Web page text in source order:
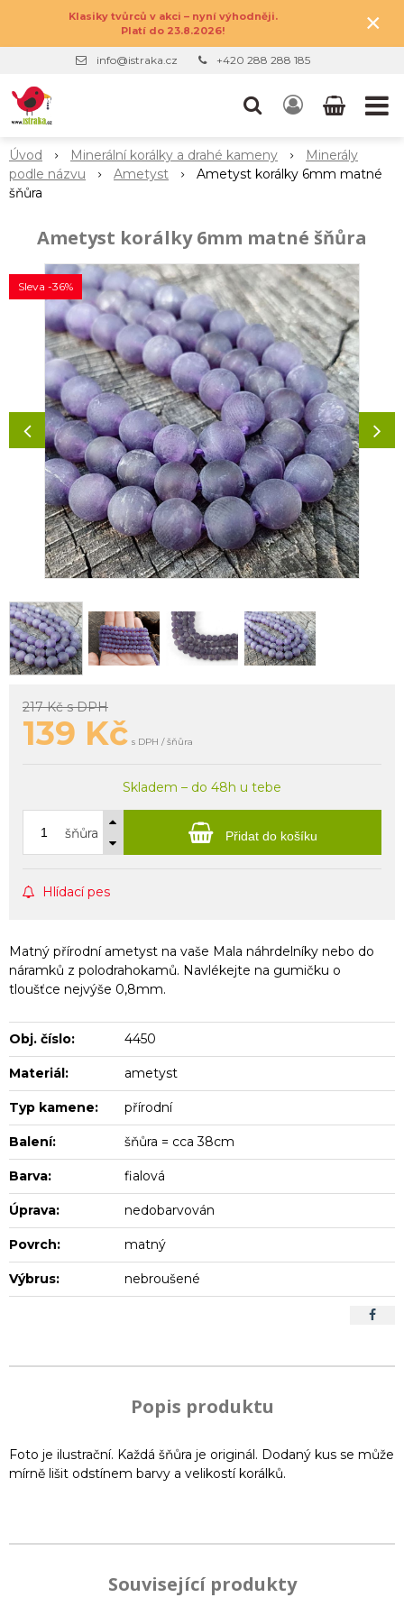
Klasiky tvůrců v akci – nyní výhodněji.
Platí do 23.8.2026!
×
info@istraka.cz +420 288 288 185
Úvod Minerální korálky a drahé kameny
Minerály
podle názvu
Ametyst
Ametyst korálky 6mm matné
šňůra
Ametyst korálky 6mm matné šňůra
Sleva -36%
217 Kčs DPH
139 Kč s DPH / šňůra
Skladem – do 48h u tebe
šňůra Přidat do košíku
Hlídací pes
Matný přírodní ametyst na vaše Mala náhrdelníky nebo do
náramků z polodrahokamů. Navlékejte na gumičku o
tloušťce nejvýše 0,8mm.
Obj. číslo: 4450
Materiál: ametyst
Typ kamene: přírodní
Balení: šňůra = cca 38cm
Barva: fialová
Úprava: nedobarvován
Povrch: matný
Výbrus: nebroušené
Popis produktu
Foto je ilustrační. Každá šňůra je originál. Dodaný kus se může
mírně lišit odstínem barvy a velikostí korálků.
Související produkty